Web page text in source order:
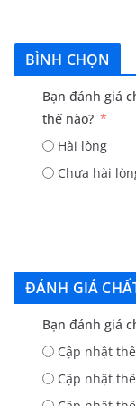
BÌNH CHỌN
Bạn đánh giá
thế nào?
Hài lòng
Chưa hài
ĐÁNH GIÁ
Bạn đánh giá
Cập nhật
Cập nhật